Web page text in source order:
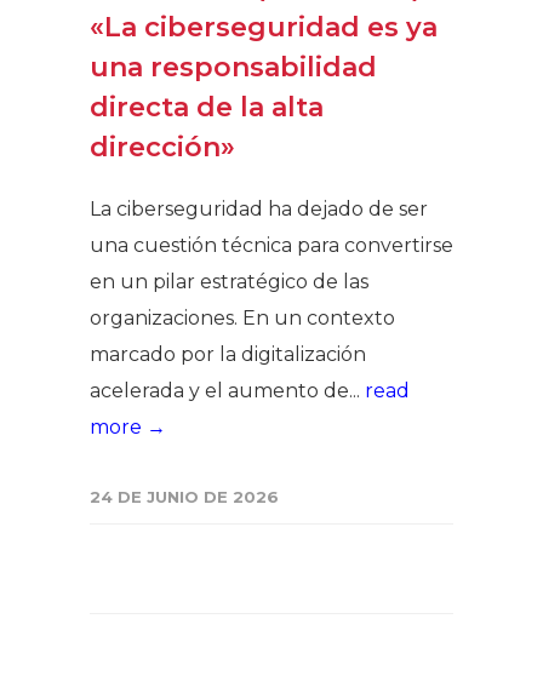
«La ciberseguridad es ya
una responsabilidad
directa de la alta
dirección»
La ciberseguridad ha dejado de ser
una cuestión técnica para convertirse
en un pilar estratégico de las
organizaciones. En un contexto
marcado por la digitalización
acelerada y el aumento de... read
more →
24 DE JUNIO DE 2026